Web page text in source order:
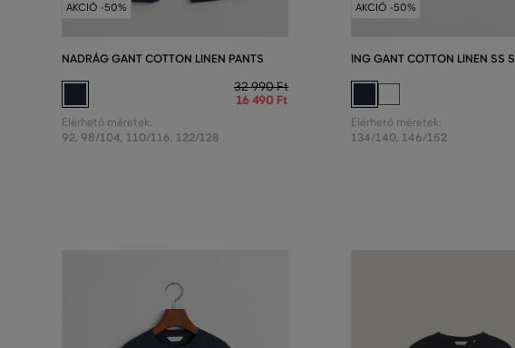
AKCIÓ -50%
NADRÁG GANT COTTON LINEN PANTS
32 990 Ft
16 490 Ft
Elérhető méretek:
92, 98/104, 110/116, 122/128
AKCIÓ -50%
ING GANT COTTON LINEN SS
Elérhető méretek:
134/140, 146/152